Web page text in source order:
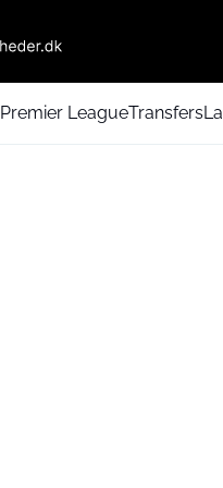
Premier LeagueTransfers